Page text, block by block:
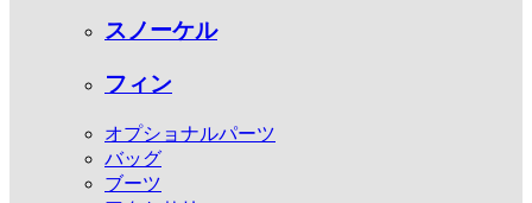
スノーケル
フィン
オプショナルパーツ
バッグ
ブーツ